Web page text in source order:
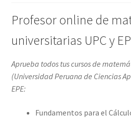
Profesor online de
universitarias UPC y
Aprueba todos tus cursos de
(Universidad Peruana de Ciencias
EPE:
Fundamentos para el